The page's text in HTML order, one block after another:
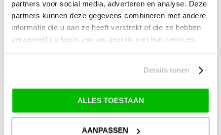
partners voor social media, adverteren en analyse. Deze
partners kunnen deze gegevens combineren met andere
informatie die u aan ze heeft verstrekt of die ze hebben
verzameld op basis van uw gebruik van hun services.
Details tonen
ALLES TOESTAAN
AANPASSEN
onderhoud